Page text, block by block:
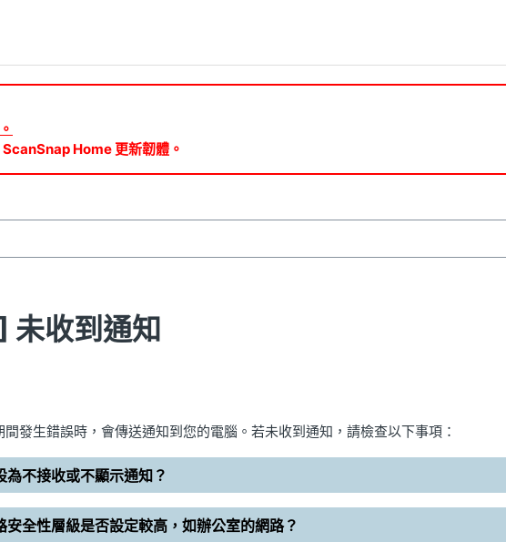
Home 更新韌體。
未收到通知
發生錯誤時，會傳送通知到您的電腦。若未收到通知，請檢查以下事項：
為不接收或不顯示通知？
安全性層級是否設定較高，如辦公室的網路？